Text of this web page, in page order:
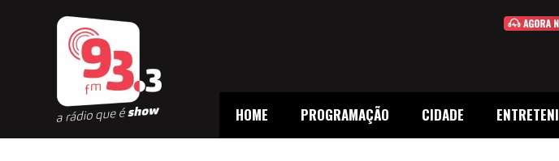
HOME PROGRAMAÇÃO CIDADE